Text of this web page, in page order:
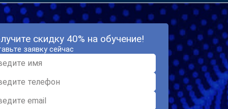
скидку 40% на обучение!
заявку сейчас